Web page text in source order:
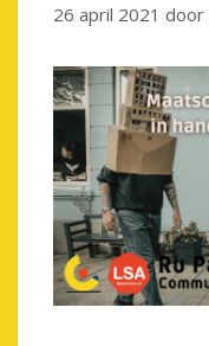
26 april 2021 door